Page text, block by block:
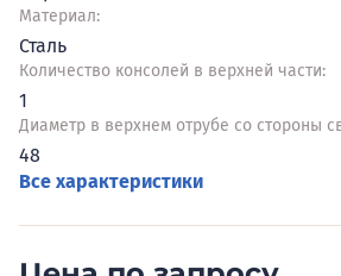
Материал:
Сталь
Количество консолей в верхней части:
1
Диаметр в верхнем отрубе со стороны
48
Все характеристики